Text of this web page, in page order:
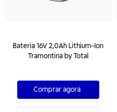
Bateria 16V 2,0Ah Lithium-Ion
Tramontina by Total
Comprar agora